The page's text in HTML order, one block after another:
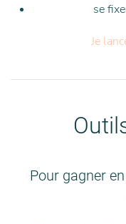
se
Je
Pour gagner